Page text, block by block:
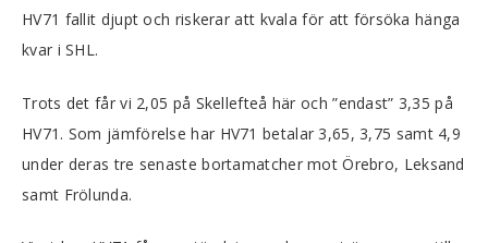
HV71 fallit djupt och riskerar att kvala för att försöka hänga
kvar i SHL.
Trots det får vi 2,05 på Skellefteå här och ”endast” 3,35 på
HV71. Som jämförelse har HV71 betalar 3,65, 3,75 samt 4,9
under deras tre senaste bortamatcher mot Örebro, Leksand
samt Frölunda.